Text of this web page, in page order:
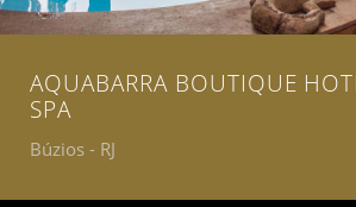
AQUABARRA BOUTIQUE
SPA
Búzios - RJ